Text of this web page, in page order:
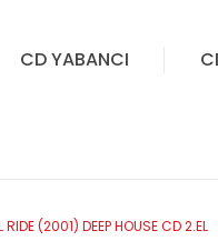
CD YABANCI
(2001) DEEP HOUSE CD 2.EL